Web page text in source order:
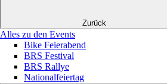
Zurück
Alles zu den Events
Bike Feierabend
BRS Festival
BRS Rallye
Nationalfeiertag